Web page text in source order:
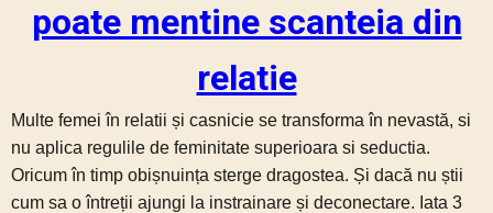
poate mentine scanteia din
relatie
Multe femei în relatii și casnicie se transforma în nevastă, si
nu aplica regulile de feminitate superioara si seductia.
Oricum în timp obișnuința sterge dragostea. Și dacă nu știi
cum sa o întreții ajungi la instrainare și deconectare. Iata 3